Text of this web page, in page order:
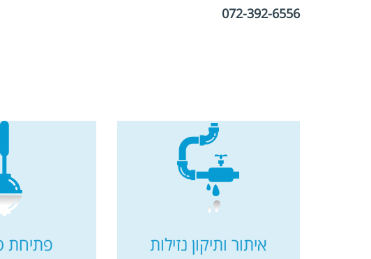
072-392-6556
פתיחת איתור ותיקון נזילות